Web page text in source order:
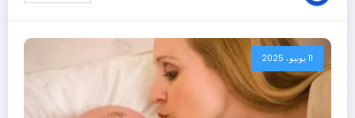
11 يونيو، 2025